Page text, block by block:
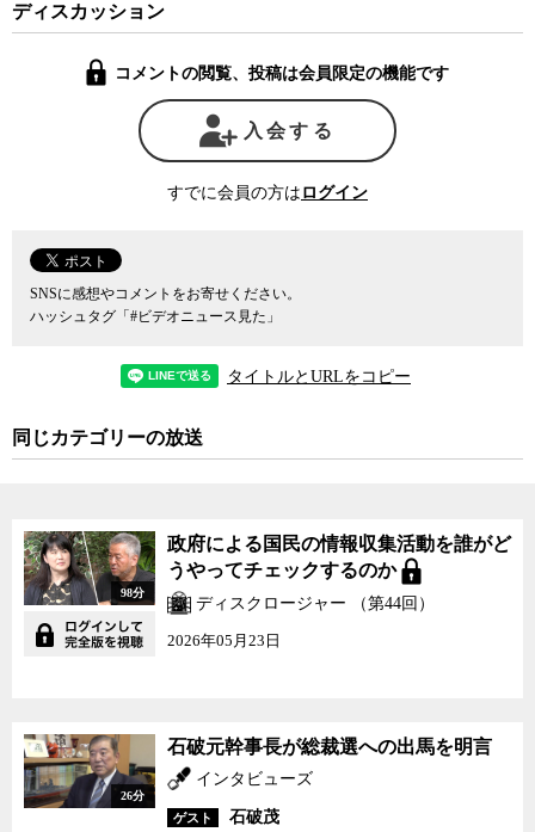
ディスカッション
コメントの閲覧、投稿は会員限定の機能です
入会する
すでに会員の方は ログイン
SNSに感想やコメントをお寄せください。
ハッシュタグ「#ビデオニュース見た」
タイトルとURLをコピー
同じカテゴリーの放送
98分
政府による国民の情報収集活動を誰がど
うやってチェックするのか
ディスクロージャー （第44回）
2026年05月23日
26分
石破元幹事長が総裁選への出馬を明言
インタビューズ
ゲスト
石破茂